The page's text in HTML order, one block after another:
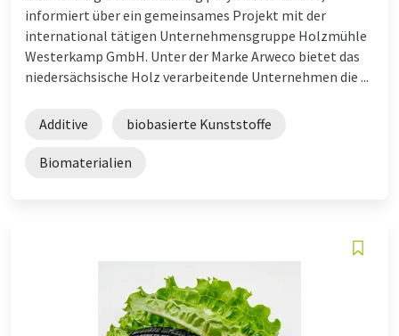
informiert über ein gemeinsames Projekt mit der
international tätigen Unternehmensgruppe Holzmühle
Westerkamp GmbH. Unter der Marke Arweco bietet das
niedersächsische Holz verarbeitende Unternehmen die ...
Additive biobasierte Kunststoffe
Biomaterialien